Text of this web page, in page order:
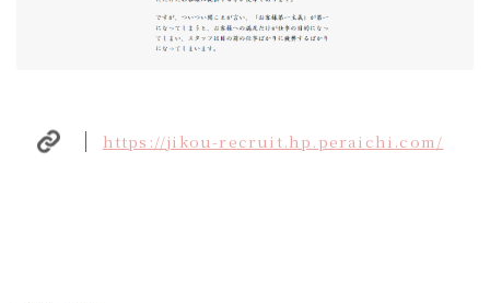
https://jikou-recruit.hp.peraichi.com/